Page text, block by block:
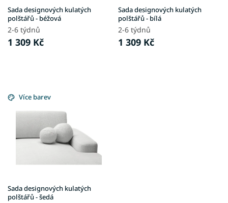
u
k
t
ů
Sada designových kulatých
polštářů - béžová
2-6 týdnů
1 309 Kč
Sada designových kulatých
polštářů - bílá
2-6 týdnů
1 309 Kč
Více barev
Sada designových kulatých
polštářů - šedá